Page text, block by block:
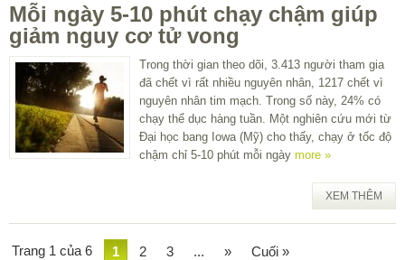
Mỗi ngày 5-10 phút chạy chậm giúp
giảm nguy cơ tử vong
Trong thời gian theo dõi, 3.413 người tham gia
đã chết vì rất nhiều nguyên nhân, 1217 chết vì
nguyên nhân tim mạch. Trong số này, 24% có
chạy thể dục hàng tuần. Một nghiên cứu mới từ
Đại học bang Iowa (Mỹ) cho thấy, chạy ở tốc độ
chậm chỉ 5-10 phút mỗi ngày more »
XEM THÊM
Trang 1 của 6 1 2 3 ... »
Cuối »